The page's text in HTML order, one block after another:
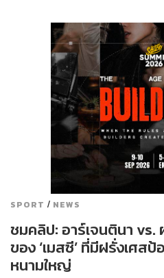
SPORT / NEWS
ชมคลิป: อาร์เจนตินา vs.
ของ ‘เมสซี’ ที่มีฝรั่งเศส
หนามใหญ่